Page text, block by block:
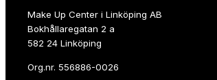
Make Up Center i Linköping AB
Bokhållaregatan 2 a
582 24 Linköping
Org.nr. 556886-0026